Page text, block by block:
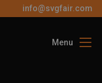
info@svgfair.com
Menu